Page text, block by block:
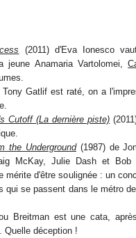
(2011) d'Eva Ionesco
jeune Anamaria Vartolomei,
Tony Gatlif est raté, on a
Cutoff (La dernière piste)
the Underground(1987) de
McKay, Julie Dash et Bob
mérite d'être soulignée : un
qui se passent dans le métro
Breitman est une cata,
Quelle déception !